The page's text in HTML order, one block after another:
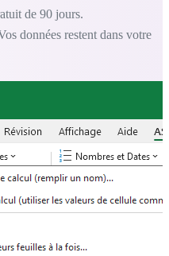
de 90 jours.
données restent dans votre